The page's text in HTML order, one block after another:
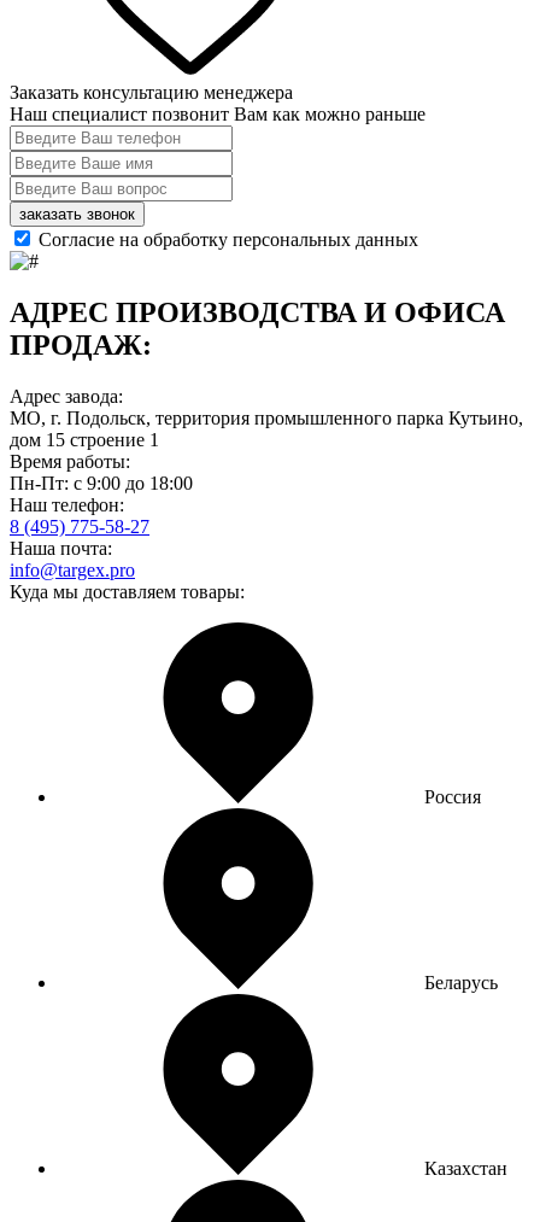
Заказать консультацию менеджера
Наш специалист позвонит Вам как можно раньше
заказать звонок
Согласие на обработку персональных данных
АДРЕС ПРОИЗВОДСТВА И ОФИСА
ПРОДАЖ:
Адрес завода:
МО, г. Подольск, территория промышленного парка Кутьино,
дом 15 строение 1
Время работы:
Пн-Пт: с 9:00 до 18:00
Наш телефон:
8 (495) 775-58-27
Наша почта:
info@targex.pro
Куда мы доставляем товары:
Россия
Беларусь
Казахстан